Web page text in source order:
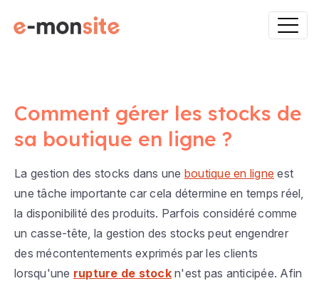
Comment gérer les stocks de
sa boutique en ligne ?
La gestion des stocks dans une boutique en ligne est
une tâche importante car cela détermine en temps réel,
la disponibilité des produits. Parfois considéré comme
un casse-tête, la gestion des stocks peut engendrer
des mécontentements exprimés par les clients
lorsqu'une rupture de stockn'est pas anticipée. Afin